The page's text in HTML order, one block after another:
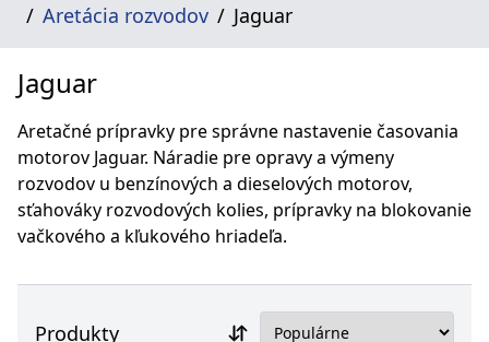
Aretácia rozvodov
Jaguar
Jaguar
Aretačné prípravky pre správne nastavenie časovania
motorov Jaguar. Náradie pre opravy a výmeny
rozvodov u benzínových a dieselových motorov,
sťahováky rozvodových kolies, prípravky na blokovanie
vačkového a kľukového hriadeľa.
Produkty